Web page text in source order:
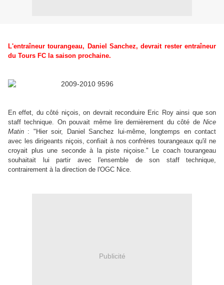
L'entraîneur tourangeau, Daniel Sanchez, devrait rester entraîneur
du Tours FC la saison prochaine.
En effet, du côté niçois, on devrait reconduire Eric Roy ainsi que son
staff technique. On pouvait même lire dernièrement du côté de Nice
Matin : "Hier soir, Daniel Sanchez lui-même, longtemps en contact
avec les dirigeants niçois, confiait à nos confrères tourangeaux qu'il ne
croyait plus une seconde à la piste niçoise." Le coach tourangeau
souhaitait lui partir avec l'ensemble de son staff technique,
contrairement à la direction de l'OGC Nice.
Publicité